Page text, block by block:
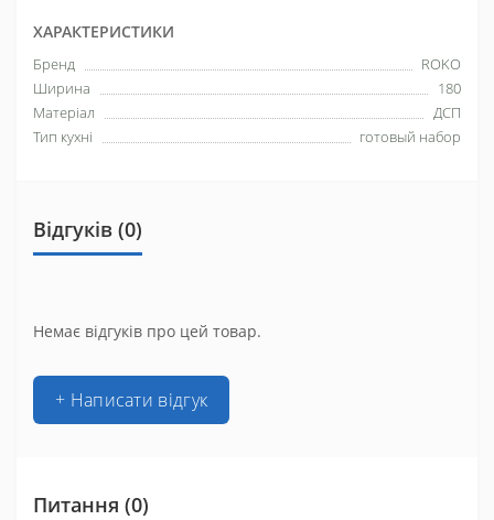
ХАРАКТЕРИСТИКИ
Бренд
ROKO
Ширина
180
Матеріал
ДСП
Тип кухні
готовый набор
Відгуків (0)
Немає відгуків про цей товар.
+ Написати відгук
Питання (0)